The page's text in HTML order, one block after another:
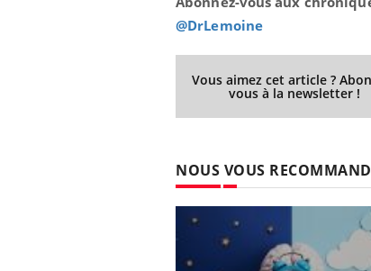
@DrLemoine
Vous aimez cet article ?
vous à la newsletter !
NOUS VOUS